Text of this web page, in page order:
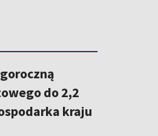
do 2,2
kraju